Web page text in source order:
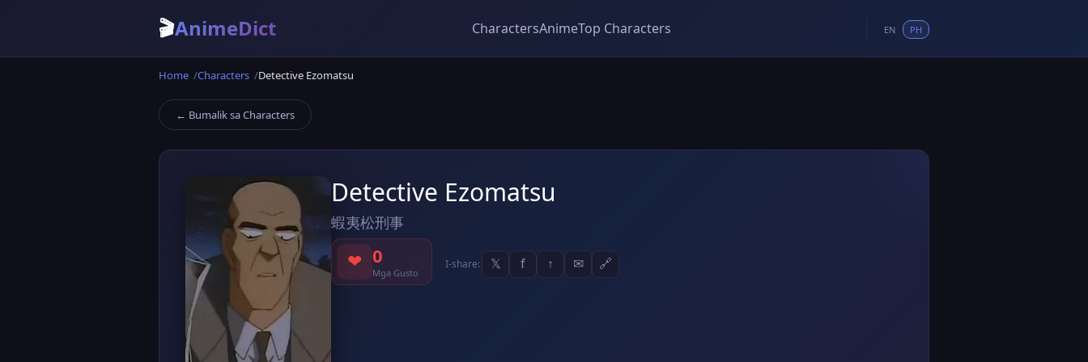
🎬AnimeDict CharactersAnimeTop Characters EN PH
Home Characters Detective Ezomatsu
← Bumalik sa Characters
Detective Ezomatsu
蝦夷松刑事
❤ 0
Mga Gusto
I-share: 𝕏 f ↑ ✉ 🔗